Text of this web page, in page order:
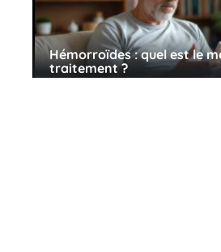
Hémorroïdes : quel est le
traitement ?